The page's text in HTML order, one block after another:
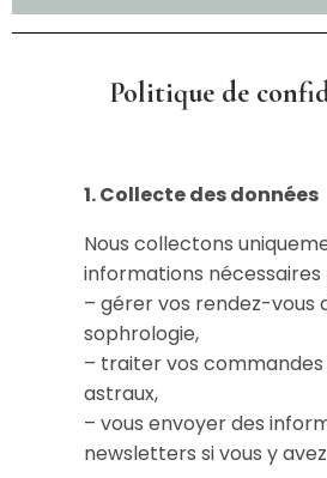
Politique de
1. Collecte des données
Nous collectons
informations nécessaires
– gérer vos rendez-vous
sophrologie,
– traiter vos
astraux,
– vous envoyer des
newsletters si vous y